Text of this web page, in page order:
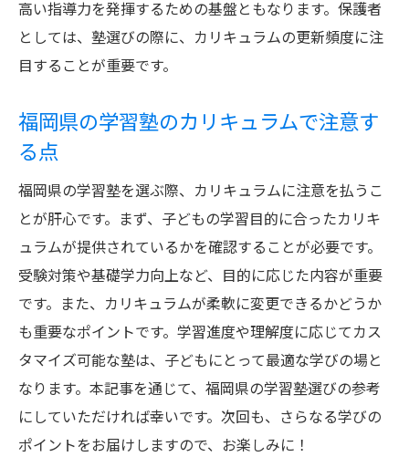
高い指導力を発揮するための基盤ともなります。保護者
としては、塾選びの際に、カリキュラムの更新頻度に注
目することが重要です。
福岡県の学習塾のカリキュラムで注意す
る点
福岡県の学習塾を選ぶ際、カリキュラムに注意を払うこ
とが肝心です。まず、子どもの学習目的に合ったカリキ
ュラムが提供されているかを確認することが必要です。
受験対策や基礎学力向上など、目的に応じた内容が重要
です。また、カリキュラムが柔軟に変更できるかどうか
も重要なポイントです。学習進度や理解度に応じてカス
タマイズ可能な塾は、子どもにとって最適な学びの場と
なります。本記事を通じて、福岡県の学習塾選びの参考
にしていただければ幸いです。次回も、さらなる学びの
ポイントをお届けしますので、お楽しみに！